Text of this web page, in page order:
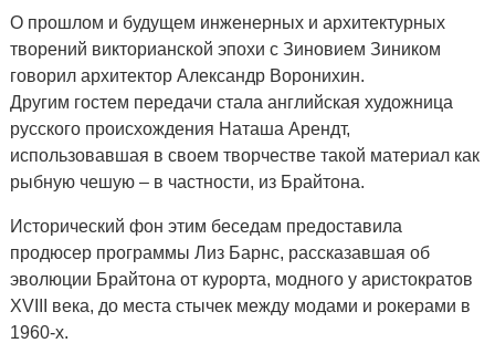
О прошлом и будущем инженерных и архитектурных
творений викторианской эпохи с Зиновием Зиником
говорил архитектор Александр Воронихин.
Другим гостем передачи стала английская художница
русского происхождения Наташа Арендт,
использовавшая в своем творчестве такой материал как
рыбную чешую – в частности, из Брайтона.
Исторический фон этим беседам предоставила
продюсер программы Лиз Барнс, рассказавшая об
эволюции Брайтона от курорта, модного у аристократов
XVIII века, до места стычек между модами и рокерами в
1960-х.